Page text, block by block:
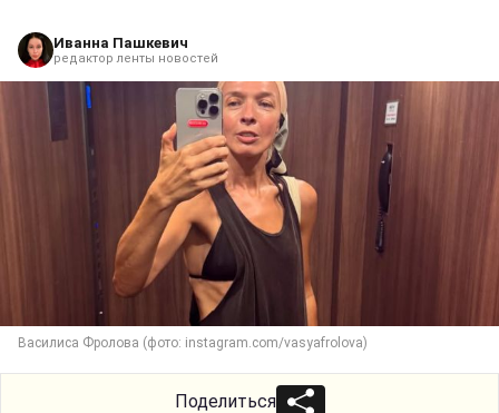
Иванна Пашкевич
редактор ленты новостей
Василиса Фролова (фото: instagram.com/vasyafrolova)
Поделиться